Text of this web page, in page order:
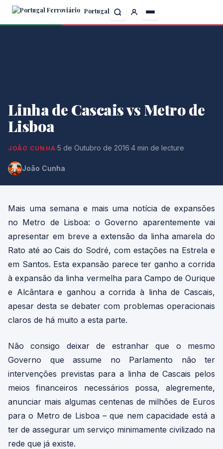
Skip
Portugal
Linha de Cascais vs Metro de
Lisboa
JOÃO CUNHA·5 de Outubro de 2016·4 min de lecture
João Cunha
Mais uma semana e mais uma notícia de expansões
no Metro de Lisboa: o Governo aparentemente vai
apresentar em breve a extensão da linha amarela do
Rato até ao Cais do Sodré, com estações na Estrela e
em Santos. Esta expansão parece ter ganho a corrida
à expansão da linha vermelha para Campo de Ourique
e Alcântara e ganhou a corrida à linha de Cascais,
apesar desta se debater com problemas operacionais
claros de há muito a esta parte.
Não consigo deixar de estranhar que o mesmo
Governo que assume no Parlamento não ter
intervenções previstas para a linha de Cascais pelos
meios financeiros necessários possa, alegremente,
anunciar mais algumas centenas de milhões de Euros
para o Metro de Lisboa – que nem capacidade está a
ter de assegurar um serviço minimamente civilizado na
rede que já existe.